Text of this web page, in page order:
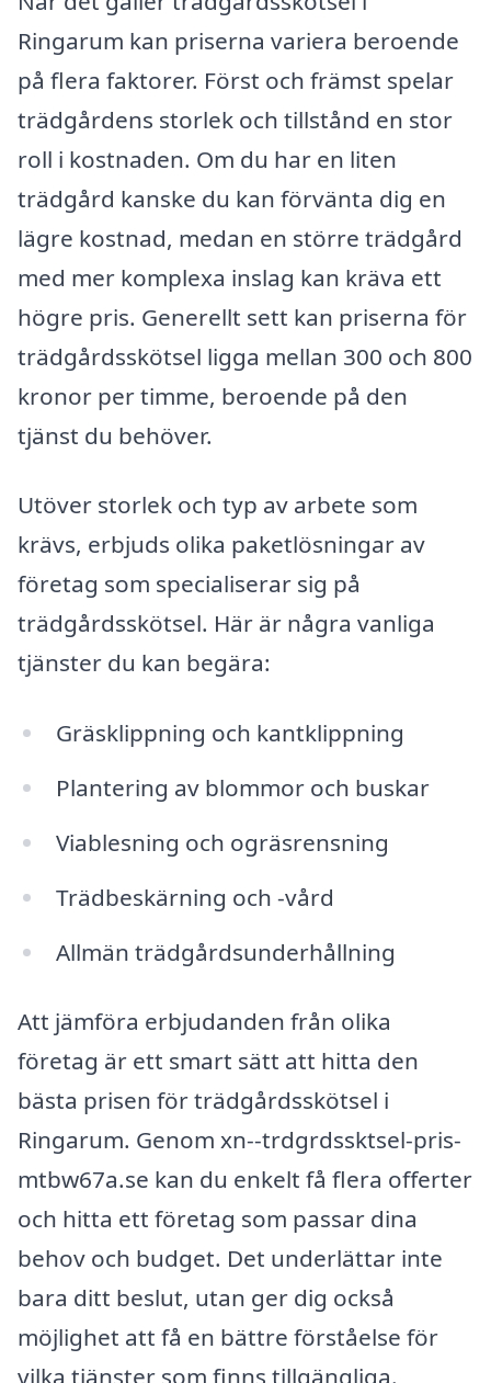
Ringarum kan priserna variera beroende
på flera faktorer. Först och främst spelar
trädgårdens storlek och tillstånd en stor
roll i kostnaden. Om du har en liten
trädgård kanske du kan förvänta dig en
lägre kostnad, medan en större trädgård
med mer komplexa inslag kan kräva ett
högre pris. Generellt sett kan priserna för
trädgårdsskötsel ligga mellan 300 och 800
kronor per timme, beroende på den
tjänst du behöver.
Utöver storlek och typ av arbete som
krävs, erbjuds olika paketlösningar av
företag som specialiserar sig på
trädgårdsskötsel. Här är några vanliga
tjänster du kan begära:
Gräsklippning och kantklippning
Plantering av blommor och buskar
Viablesning och ogräsrensning
Trädbeskärning och -vård
Allmän trädgårdsunderhållning
Att jämföra erbjudanden från olika
företag är ett smart sätt att hitta den
bästa prisen för trädgårdsskötsel i
Ringarum. Genom xn--trdgrdssktsel-pris-
mtbw67a.se kan du enkelt få flera offerter
och hitta ett företag som passar dina
behov och budget. Det underlättar inte
bara ditt beslut, utan ger dig också
möjlighet att få en bättre förståelse för
vilka tjänster som finns tillgängliga.